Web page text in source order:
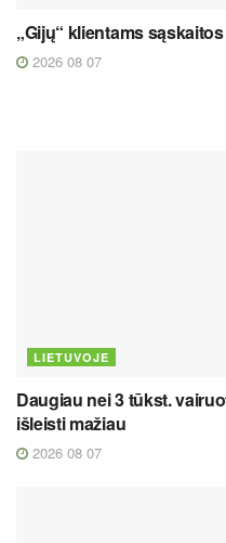
„Gijų“ klientams
2026 08 07
LIETUVOJE
Daugiau nei 3 tūkst.
išleisti mažiau
2026 08 07